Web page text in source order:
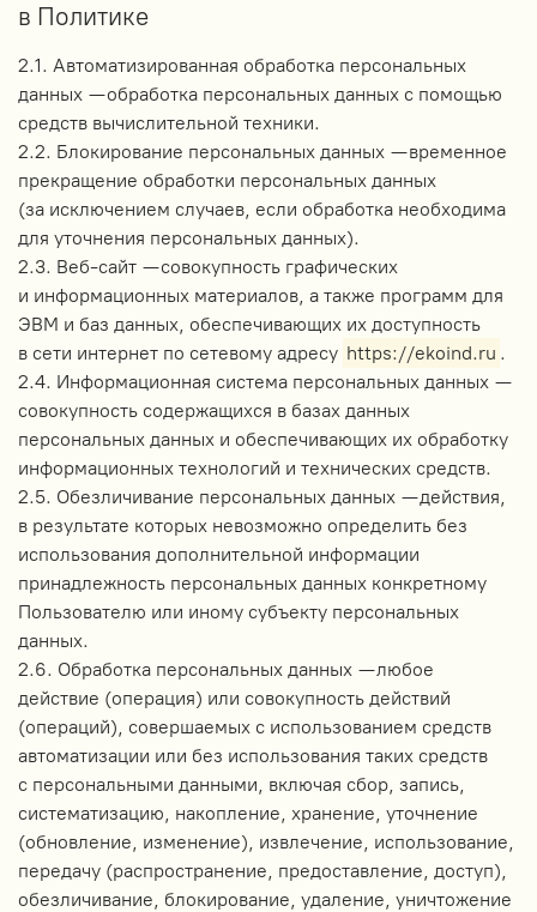
в Политике
2.1. Автоматизированная обработка персональных
данных — обработка персональных данных с помощью
средств вычислительной техники.
2.2. Блокирование персональных данных — временное
прекращение обработки персональных данных
(за исключением случаев, если обработка необходима
для уточнения персональных данных).
2.3. Веб-сайт — совокупность графических
и информационных материалов, а также программ для
ЭВМ и баз данных, обеспечивающих их доступность
в сети интернет по сетевому адресу https://ekoind.ru .
2.4. Информационная система персональных данных —
совокупность содержащихся в базах данных
персональных данных и обеспечивающих их обработку
информационных технологий и технических средств.
2.5. Обезличивание персональных данных — действия,
в результате которых невозможно определить без
использования дополнительной информации
принадлежность персональных данных конкретному
Пользователю или иному субъекту персональных
данных.
2.6. Обработка персональных данных — любое
действие (операция) или совокупность действий
(операций), совершаемых с использованием средств
автоматизации или без использования таких средств
с персональными данными, включая сбор, запись,
систематизацию, накопление, хранение, уточнение
(обновление, изменение), извлечение, использование,
передачу (распространение, предоставление, доступ),
обезличивание, блокирование, удаление, уничтожение